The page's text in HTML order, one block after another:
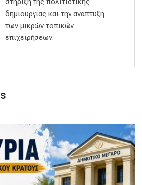
στήριξη της πολιτιστικής
δημιουργίας και την ανάπτυξη
των μικρών τοπικών
επιχειρήσεων.